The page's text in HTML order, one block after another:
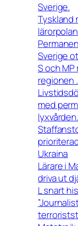
Sverige.
Tyskland
lärorpolan
Sverige
S och
regionen .
med
lyxvården.
Ukraina
Lärare i
driva ut
L snart